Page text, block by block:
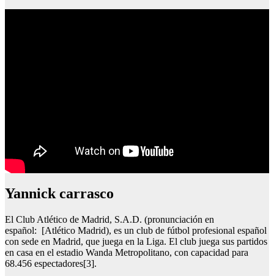
Yannick carrasco
El Club Atlético de Madrid, S.A.D. (pronunciación en
español: [Atlético Madrid), es un club de fútbol profesional español
con sede en Madrid, que juega en la Liga. El club juega sus partidos
en casa en el estadio Wanda Metropolitano, con capacidad para
68.456 espectadores[3].